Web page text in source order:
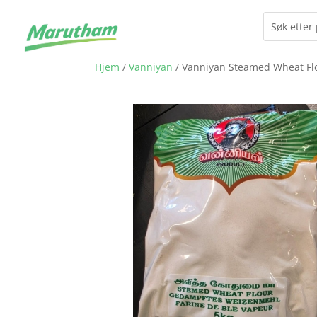
Hjem /Vanniyan / Vanniyan Steamed Wheat